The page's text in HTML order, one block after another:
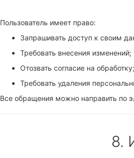
Пользователь имеет право:
Запрашивать доступ к своим
Требовать внесения изменений;
Отозвать согласие на обработку;
Требовать удаления
Все обращения можно направить по
8.